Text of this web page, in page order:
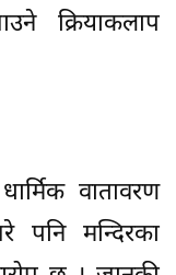
क्रियाकलाप
वातावरण
पनि मन्दिरका